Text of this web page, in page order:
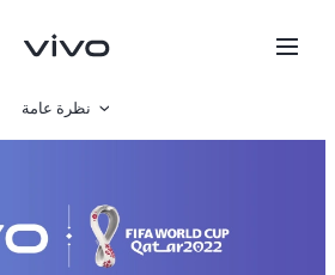
نظرة عامة
المواصفات